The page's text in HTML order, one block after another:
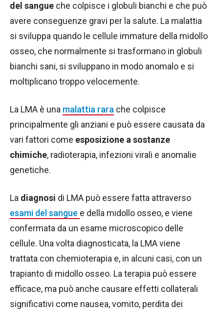
del sangue che colpisce i globuli bianchi e che può
avere conseguenze gravi per la salute. La malattia
si sviluppa quando le cellule immature della midollo
osseo, che normalmente si trasformano in globuli
bianchi sani, si sviluppano in modo anomalo e si
moltiplicano troppo velocemente.
La LMA è una malattia rara che colpisce
principalmente gli anziani e può essere causata da
vari fattori come esposizione a sostanze
chimiche, radioterapia, infezioni virali e anomalie
genetiche.
La diagnosi di LMA può essere fatta attraverso
esami del sangue e della midollo osseo, e viene
confermata da un esame microscopico delle
cellule. Una volta diagnosticata, la LMA viene
trattata con chemioterapia e, in alcuni casi, con un
trapianto di midollo osseo. La terapia può essere
efficace, ma può anche causare effetti collaterali
significativi come nausea, vomito, perdita dei